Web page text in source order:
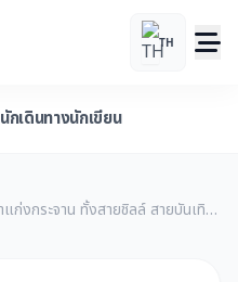
TH
กเดินทางนักเขียน
ก่งกระจาน ทั้งสายชิลล์ สายบันเทิง